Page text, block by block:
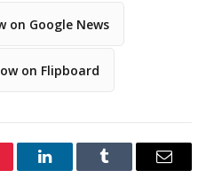
on Google News
on Flipboard
LinkedInTumblr Email